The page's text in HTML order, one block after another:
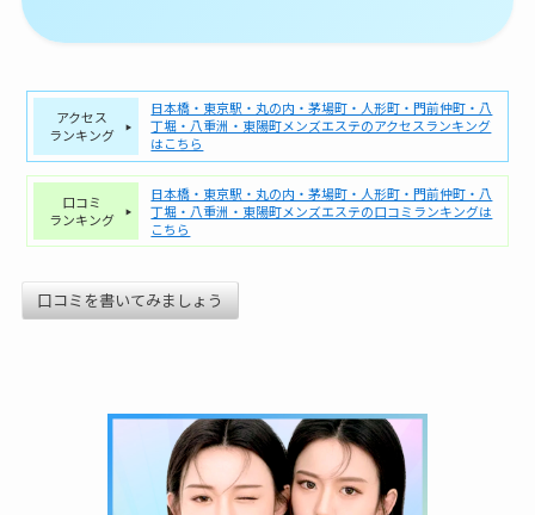
アクセス
ランキング
日本橋・東京駅・丸の内・茅場町・人形町・門前仲町・八
丁堀・八重洲・東陽町メンズエステのアクセスランキング
はこちら
口コミ
ランキング
日本橋・東京駅・丸の内・茅場町・人形町・門前仲町・八
丁堀・八重洲・東陽町メンズエステの口コミランキングは
こちら
口コミを書いてみましょう